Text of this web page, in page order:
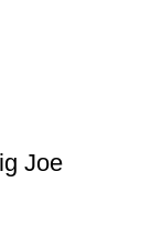
Joe